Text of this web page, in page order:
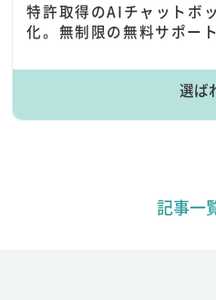
特許取得のAIチャットボ
化。無制限の無料サポー
選ば
記事一